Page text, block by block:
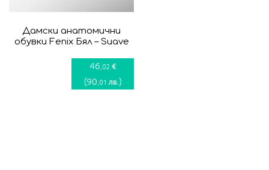
Дамски анатомични
обувки Fenix Бял – Suave
46 ,02 €
(90 ,01 лв.)